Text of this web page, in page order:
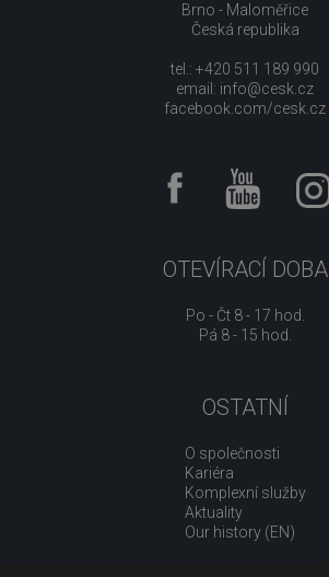
Brno - Maloměřice
Česká republika
tel.: +420 511 189 990
email: info@cesk.cz
facebook.com/cesk.cz
OTEVÍRACÍ DOBA
Po - Čt 8 - 17 hod.
Pá 8 - 15 hod.
OSTATNÍ
O společnosti
Kariéra
Komplexní služby
Aktuality
Our history (EN)